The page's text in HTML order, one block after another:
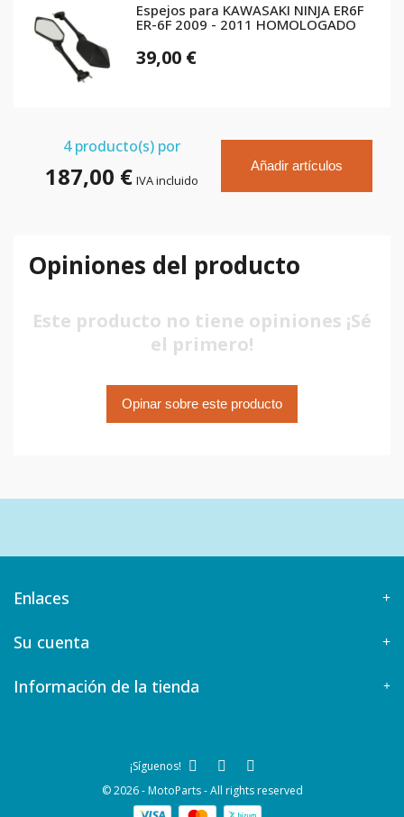
Espejos para KAWASAKI NINJA ER6F
ER-6F 2009 - 2011 HOMOLOGADO
39,00 €
4producto(s) por
187,00 € IVA incluido
Añadir artículos
Opiniones del producto
Este producto no tiene opiniones ¡Sé
el primero!
Opinar sobre este producto
Enlaces
Su cuenta
Información de la tienda
© 2026 - MotoParts - All rights reserved
¡Síguenos!